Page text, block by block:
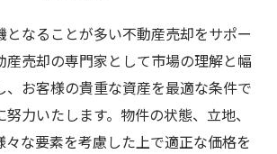
となることが多い不動産売却をサポー
産売却の専門家として市場の理解と幅
、お客様の貴重な資産を最適な条件で
力いたします。物件の状態、立地、
々な要素を考慮した上で適正な価格を